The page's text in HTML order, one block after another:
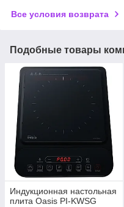
Все условия возврата
Подобные товары
Индукционная настольная
плита Oasis PI-KWSG